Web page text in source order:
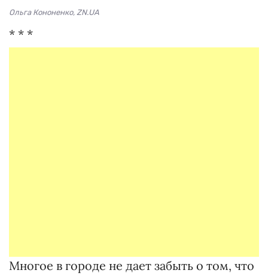
Ольга Кононенко, ZN.UA
* * *
Многое в городе не дает забыть о том, что